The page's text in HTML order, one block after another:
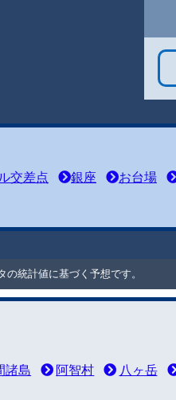
交差点 銀座 お台場
統計値に基づく予想です。
諸島 阿智村 八ヶ岳